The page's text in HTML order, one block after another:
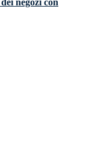
negozi con